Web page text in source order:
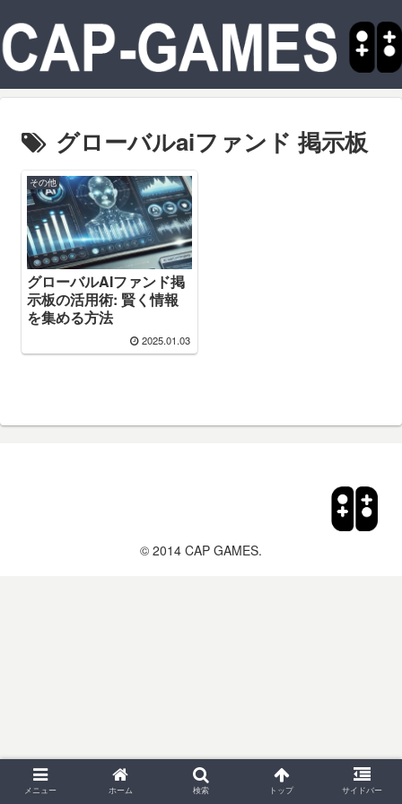
グローバルaiファンド 掲示板
その他
グローバルAIファンド掲
示板の活用術: 賢く情報
を集める方法
2025.01.03
© 2014 CAP GAMES.
メニュー ホーム 検索 トップ サイドバー